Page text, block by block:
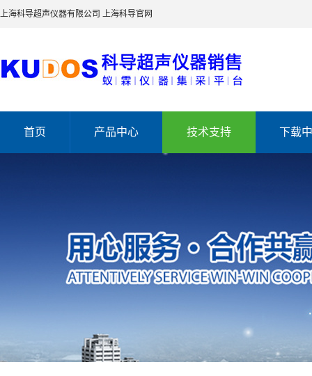
上海科导超声仪器有限公司 上海科导官网
首页 产品中心 技术支持 下载